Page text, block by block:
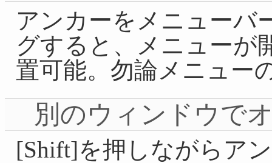
アンカーをメニューバ
グすると、メニューが
置可能。勿論メニュー
別のウィンドウで
[Shift]を押しながらア